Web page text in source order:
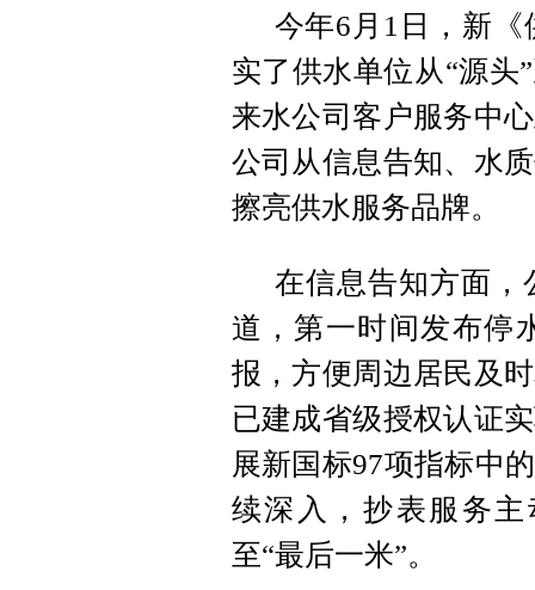
今年6月1日，新
实了供水单位从“源头
来水公司客户服务中
公司从信息告知、水
擦亮供水服务品牌。
在信息告知方面，
道，第一时间发布停
报，方便周边居民及
已建成省级授权认证
展新国标97项指标中
续深入，抄表服务
至“最后一米”。